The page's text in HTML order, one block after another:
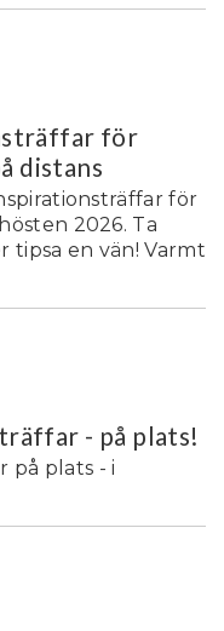
för
distans
för
2026. Ta
tipsa en vän! Varmt
- på plats!
på plats - i